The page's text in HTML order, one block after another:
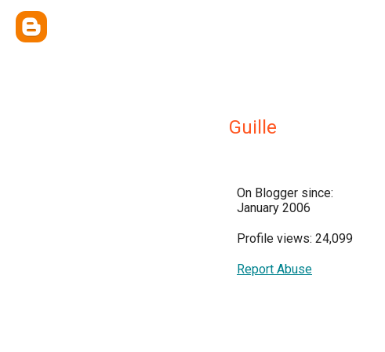
Guille
On Blogger since:
January 2006
Profile views: 24,099
Report Abuse